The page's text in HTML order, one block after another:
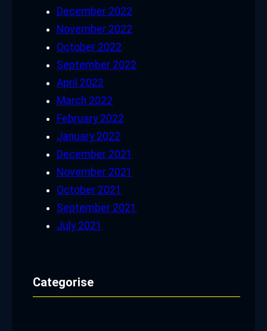
December 2022
November 2022
October 2022
September 2022
April 2022
March 2022
February 2022
January 2022
December 2021
November 2021
October 2021
September 2021
July 2021
Categorise